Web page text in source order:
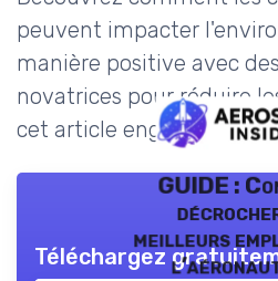
peuvent impacter
manière positive avec
novatrices pour réduire
cet article engagé.
GUIDE :
meilleurs
Téléchargez